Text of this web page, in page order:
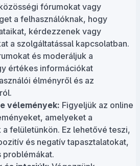
fórumokat vagy
a felhasználóknak, hogy
kérdezzenek vagy
a szolgáltatással kapcsolatban.
és moderáljuk a
értékes információkat
élményről és az
vélemények: Figyeljük az online
amelyeket a
felületünkön. Ez lehetővé teszi,
és negatív tapasztalatokat,
problémákat.